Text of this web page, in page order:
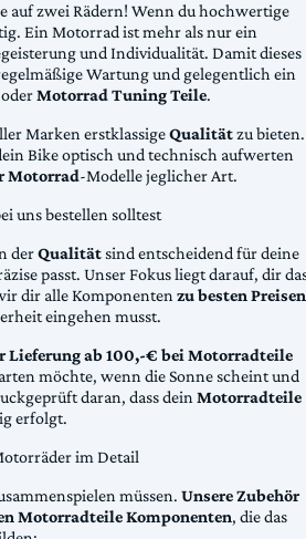
zwei Rädern! Wenn du hochwertige
Ein Motorrad ist mehr als nur ein
und Individualität. Damit dieses
Wartung und gelegentlich ein
Motorrad Tuning Teile.
Marken erstklassigeQualitätzu bieten.
Bike optisch und technisch aufwerten
Motorrad-Modelle jeglicher Art.
uns bestellen solltest
derQualitätsind entscheidend für deine
passt. Unser Fokus liegt darauf, dir
dir alle Komponentenzu besten Preisen
eingehen musst.
Lieferung ab 100,-€ bei Motorradteile
möchte, wenn die Sonne scheint und
daran, dass deinMotorradteile
erfolgt.
im Detail
müssen. Unsere Zubehör
Motorradteile Komponenten, die das